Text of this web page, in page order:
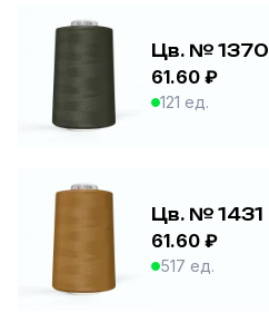
Цв. № 1370
61.60 ₽
121 ед.
Цв. № 1431
61.60 ₽
517 ед.